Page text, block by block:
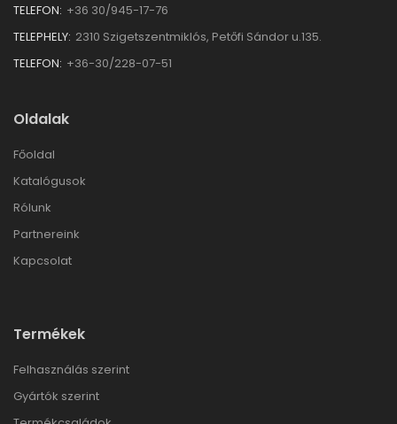
TELEFON: +36 30/945-17-76
TELEPHELY: 2310 Szigetszentmiklós, Petőfi Sándor u.135.
TELEFON: +36-30/228-07-51
Oldalak
Főoldal
Katalógusok
Rólunk
Partnereink
Kapcsolat
Termékek
Felhasználás szerint
Gyártók szerint